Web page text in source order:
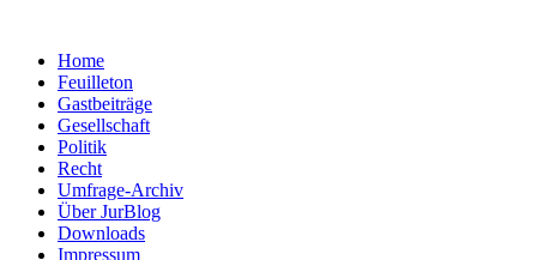
Home
Feuilleton
Gastbeiträge
Gesellschaft
Politik
Recht
Umfrage-Archiv
Über JurBlog
Downloads
Impressum